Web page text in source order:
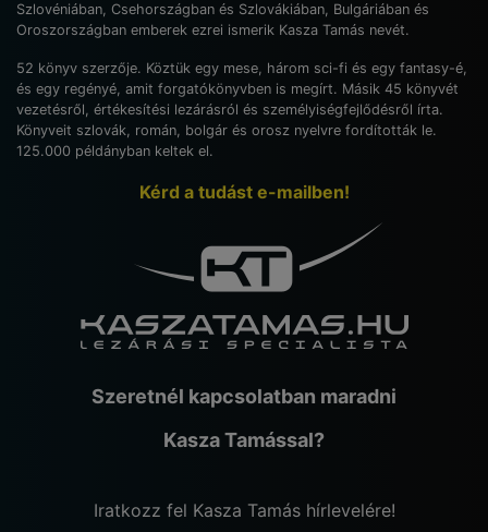
Szlovéniában, Csehországban és Szlovákiában, Bulgáriában és
Oroszországban emberek ezrei ismerik Kasza Tamás nevét.
52 könyv szerzője. Köztük egy mese, három sci-fi és egy fantasy-é,
és egy regényé, amit forgatókönyvben is megírt. Másik 45 könyvét
vezetésről, értékesítési lezárásról és személyiségfejlődésről írta.
Könyveit szlovák, román, bolgár és orosz nyelvre fordították le.
125.000 példányban keltek el.
Kérd a tudást e-mailben!
Szeretnél kapcsolatban maradni
Kasza Tamással?
Iratkozz fel Kasza Tamás hírlevelére!